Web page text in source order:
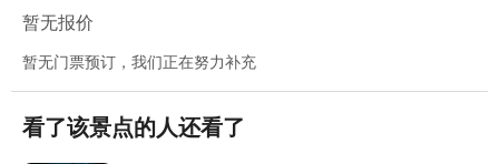
暂无报价
暂无门票预订，我们正在努力补充
看了该景点的人还看了